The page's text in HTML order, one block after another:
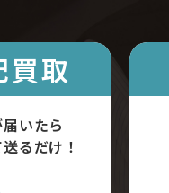
取
いたら
るだけ！